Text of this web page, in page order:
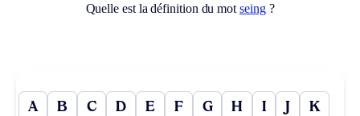
Quelle est la définition du mot seing?
A B C D E F G H I J K